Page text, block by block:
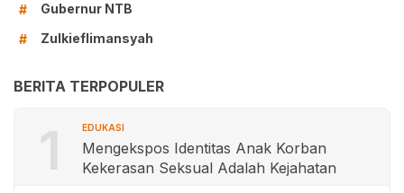
#
Gubernur NTB
#
Zulkieflimansyah
BERITA TERPOPULER
1 EDUKASI
Mengekspos Identitas Anak Korban
Kekerasan Seksual Adalah Kejahatan